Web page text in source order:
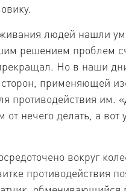
людей нашли
решением проблем
Но в наши
сторон, применяющей
противодействия им.
нечего делать, а
вокруг
противодействия